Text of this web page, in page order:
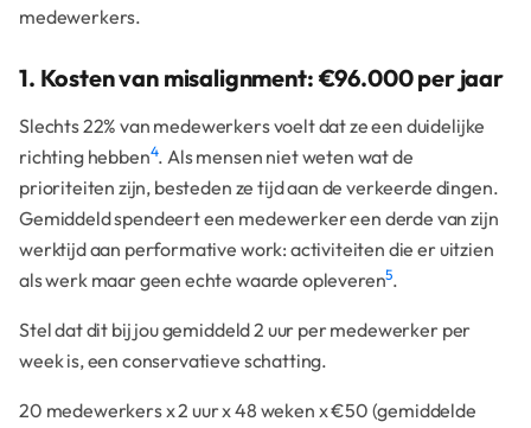
medewerkers.
1. Kosten van misalignment: €96.000 per jaar
Slechts 22% van medewerkers voelt dat ze een duidelijke
richting hebben4. Als mensen niet weten wat de
prioriteiten zijn, besteden ze tijd aan de verkeerde dingen.
Gemiddeld spendeert een medewerker een derde van zijn
werktijd aan performative work: activiteiten die er uitzien
als werk maar geen echte waarde opleveren5.
Stel dat dit bij jou gemiddeld 2 uur per medewerker per
week is, een conservatieve schatting.
20 medewerkers x 2 uur x 48 weken x €50 (gemiddelde